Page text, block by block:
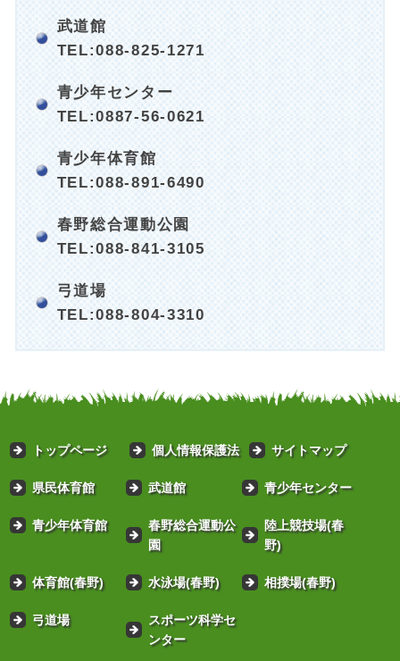
武道館
TEL:088-825-1271
青少年センター
TEL:0887-56-0621
青少年体育館
TEL:088-891-6490
春野総合運動公園
TEL:088-841-3105
弓道場
TEL:088-804-3310
トップページ 個人情報保護法 サイトマップ
県民体育館 武道館 青少年センター
青少年体育館
春野総合運動公
園
陸上競技場(春
野)
体育館(春野) 水泳場(春野) 相撲場(春野)
弓道場
スポーツ科学セ
ンター